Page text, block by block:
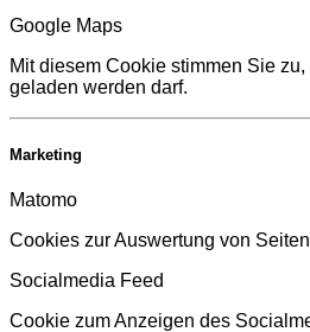
Google Maps
Mit diesem Cookie stimmen Sie
geladen werden darf.
Marketing
Matomo
Cookies zur Auswertung von
Socialmedia Feed
Cookie zum Anzeigen des